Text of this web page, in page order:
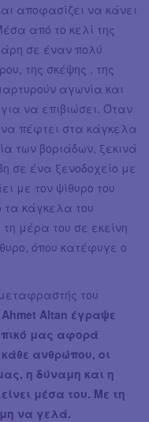
αποφασίζει να κάνει
από το κελί της
σε έναν πολύ
της σκέψης , της
αγωνία και
να επιβιώσει. Όταν
να πέφτει στα κάγκελα
των βοριάδων, ξεκινά
σε ένα ξενοδοχείο με
με τον ψίθυρο του
τα κάγκελα του
μέρα του σε εκείνη
όπου κατέφυγε ο
του
Altan έγραψε
μας αφορά
ανθρώπου, οι
η δύναμη και η
μέσα του. Με τη
να γελά.